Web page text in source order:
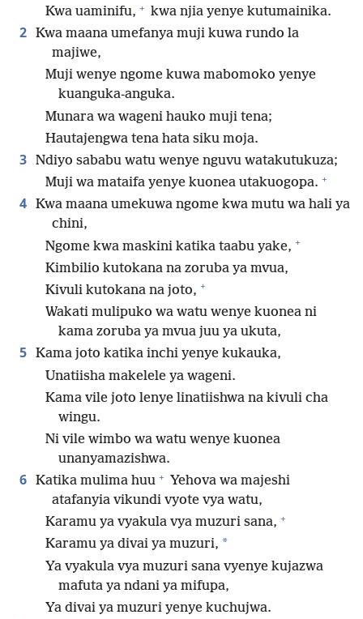
Kwa uaminifu, + kwa njia yenye kutumainika.
2 Kwa maana umefanya muji kuwa rundo la
majiwe,
Muji wenye ngome kuwa mabomoko yenye
kuanguka-anguka.
Munara wa wageni hauko muji tena;
Hautajengwa tena hata siku moja.
3 Ndiyo sababu watu wenye nguvu watakutukuza;
Muji wa mataifa yenye kuonea utakuogopa. +
4 Kwa maana umekuwa ngome kwa mutu wa hali ya
chini,
Ngome kwa maskini katika taabu yake, +
Kimbilio kutokana na zoruba ya mvua,
Kivuli kutokana na joto, +
Wakati mulipuko wa watu wenye kuonea ni
kama zoruba ya mvua juu ya ukuta,
5 Kama joto katika inchi yenye kukauka,
Unatiisha makelele ya wageni.
Kama vile joto lenye linatiishwa na kivuli cha
wingu.
Ni vile wimbo wa watu wenye kuonea
unanyamazishwa.
6 Katika mulima huu + Yehova wa majeshi
atafanyia vikundi vyote vya watu,
Karamu ya vyakula vya muzuri sana, +
Karamu ya divai ya muzuri, *
Ya vyakula vya muzuri sana vyenye kujazwa
mafuta ya ndani ya mifupa,
Ya divai ya muzuri yenye kuchujwa.